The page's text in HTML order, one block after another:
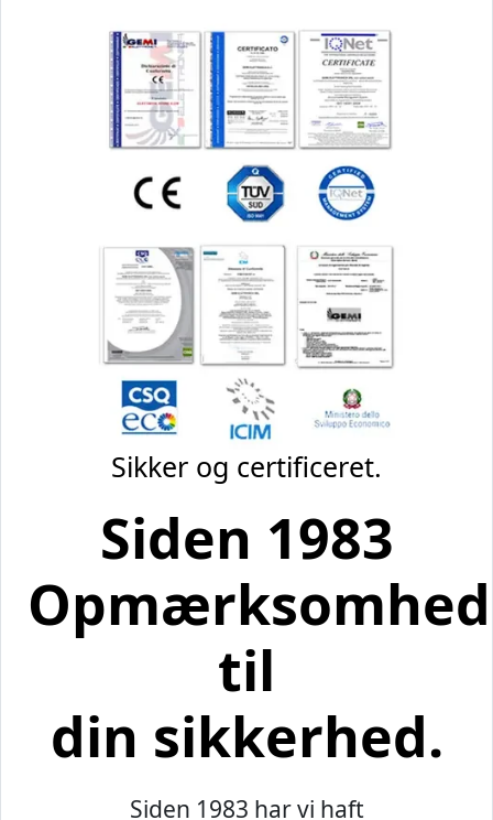
Sikker og certificeret.
Siden 1983
Opmærksomhed
til
din sikkerhed.
Siden 1983 har vi haft